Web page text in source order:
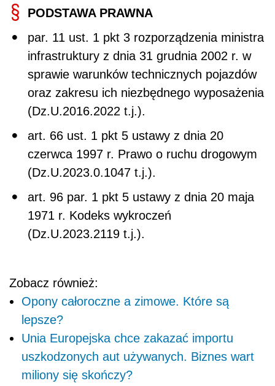
PODSTAWA PRAWNA
par. 11 ust. 1 pkt 3 rozporządzenia ministra
infrastruktury z dnia 31 grudnia 2002 r. w
sprawie warunków technicznych pojazdów
oraz zakresu ich niezbędnego wyposażenia
(Dz.U.2016.2022 t.j.).
art. 66 ust. 1 pkt 5 ustawy z dnia 20
czerwca 1997 r. Prawo o ruchu drogowym
(Dz.U.2023.0.1047 t.j.).
art. 96 par. 1 pkt 5 ustawy z dnia 20 maja
1971 r. Kodeks wykroczeń
(Dz.U.2023.2119 t.j.).
Zobacz również:
Opony całoroczne a zimowe. Które są
lepsze?
Unia Europejska chce zakazać importu
uszkodzonych aut używanych. Biznes wart
miliony się skończy?